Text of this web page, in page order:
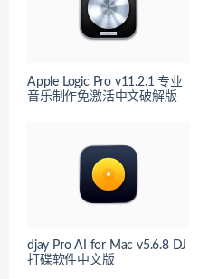
Apple Logic Pro v11.2.1 专业
音乐制作免激活中文破解版
djay Pro AI for Mac v5.6.8 DJ
打碟软件中文版